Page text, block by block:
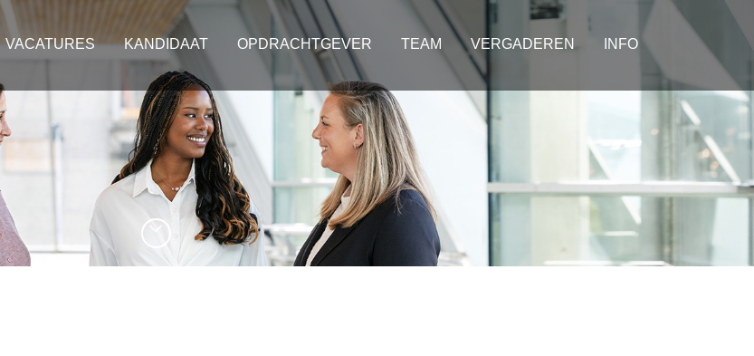
VACATURES KANDIDAAT OPDRACHTGEVER TEAM VERGADEREN INFO